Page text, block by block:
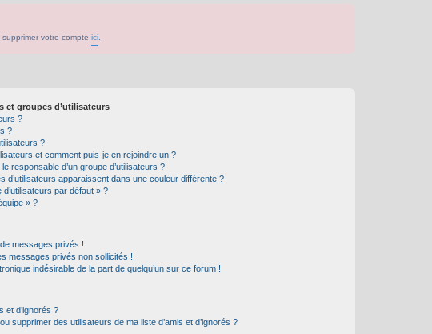
votre compte ici
et groupes d’utilisateurs
?
?
?
et comment puis-je en rejoindre un ?
responsable d’un groupe d’utilisateurs ?
d’utilisateurs apparaissent dans une couleur différente ?
d’utilisateurs par défaut » ?
» ?
messages privés !
messages privés non sollicités !
indésirable de la part de quelqu’un sur ce forum !
et d’ignorés ?
supprimer des utilisateurs de ma liste d’amis et d’ignorés ?